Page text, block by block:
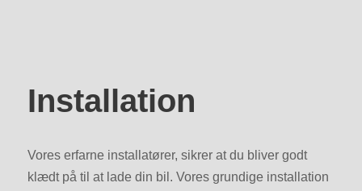
Installation
Vores erfarne installatører, sikrer at du bliver godt
klædt på til at lade din bil. Vores grundige installation